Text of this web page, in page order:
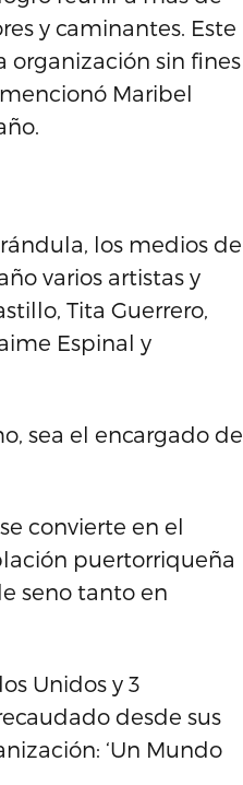
y caminantes. Este
organización sin fines
Maribel
los medios de
varios artistas y
Tita Guerrero,
Espinal y
sea el encargado de
convierte en el
puertorriqueña
seno tanto en
Unidos y 3
desde sus
‘Un Mundo